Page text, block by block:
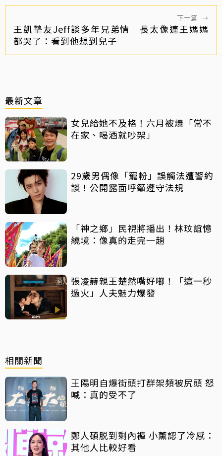
下一篇 →
王凱摯友Jeff談多年兄弟情 長太像連王媽媽
都哭了：看到他想到兒子
最新文章
女兒給她不及格！六月被爆「常不
在家、喝酒就吵架」
29歲男偶像「寵粉」誤觸法遭警約
談！公開露面呼籲遵守法規
「神之鄉」民視將播出！林玟誼憶
繞境：像真的走完一趟
張凌赫親王楚然嘴好嘟！「這一秒
過火」人夫魅力爆發
相關新聞
王陽明自爆街頭打群架頻被尻頭 怒
喊：真的受不了
鄭人碩脱到剩內褲 小薰認了冷感：
其他人比較好看